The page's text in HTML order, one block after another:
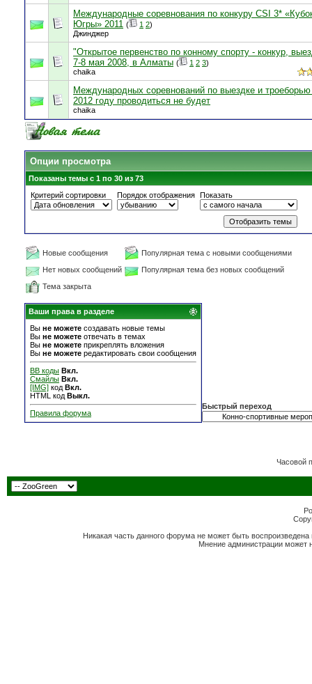
Международные соревнования по конкуру CSI 3*
Югры» 2011 ( 1 2)
Джинджер
"Открытое первенство по конному спорту - конкур,
7-8 мая 2008, в Алматы ( 1 2 3)
chaika
Международных соревнований по выездке и
2012 году проводиться не будет
chaika
Опции просмотра
Показаны темы с 1 по 30 из 73
Критерий сортировки
Порядок отображения Показать
Новые сообщения
Популярная тема с новыми сообщениями
Нет новых сообщений
Популярная тема без новых сообщений
Тема закрыта
Ваши права в разделе
Вы не можете создавать новые темы
Вы не можете отвечать в темах
Вы не можете прикреплять вложения
Вы не можете редактировать свои сообщения
BB коды Вкл.
Смайлы Вкл.
[IMG] код Вкл.
HTML код Выкл.
Правила форума
Быстрый переход
Часовой
Никакая часть данного форума не может быть
Мнение администрации может